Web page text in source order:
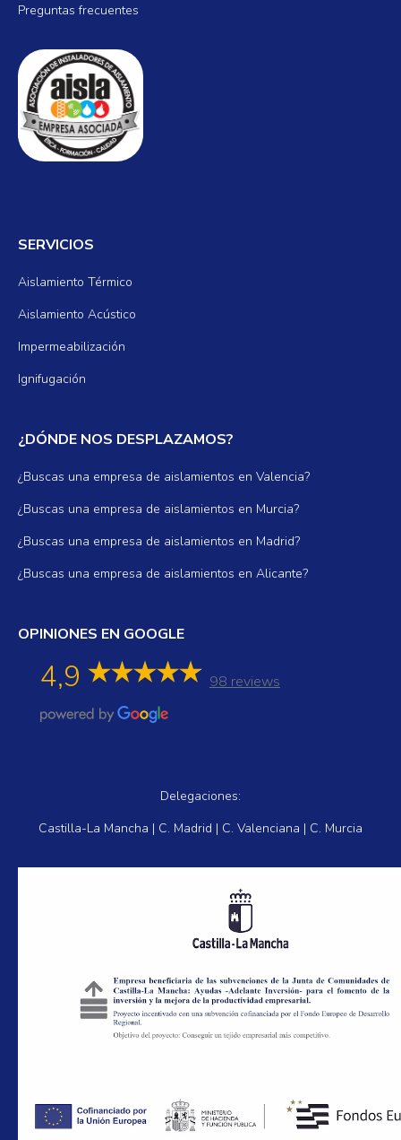
Preguntas frecuentes
SERVICIOS
Aislamiento Térmico
Aislamiento Acústico
Impermeabilización
Ignifugación
¿DÓNDE NOS DESPLAZAMOS?
¿Buscas una empresa de aislamientos en Valencia?
¿Buscas una empresa de aislamientos en Murcia?
¿Buscas una empresa de aislamientos en Madrid?
¿Buscas una empresa de aislamientos en Alicante?
OPINIONES EN GOOGLE
4,9 98 reviews
Delegaciones:
Castilla-La Mancha | C. Madrid | C. Valenciana | C. Murcia